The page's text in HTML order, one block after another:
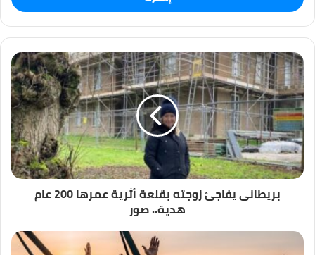
ر
ي
د
ك
ا
ل
إ
ل
ك
ت
ر
بريطانى يفاجئ زوجته بقلعة أثرية عمرها 200 عام
هدية.. صور